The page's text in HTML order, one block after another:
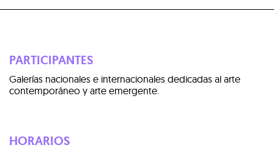
PARTICIPANTES
Galerías nacionales e internacionales dedicadas al arte
contemporáneo y arte emergente.
HORARIOS